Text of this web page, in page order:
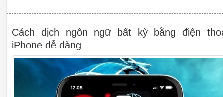
Cách dịch ngôn ngữ bất kỳ bằng điện
iPhone dễ dàng